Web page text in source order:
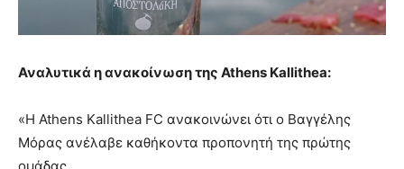
Αναλυτικά η ανακοίνωση της Athens Kallithea:
«Η Athens Kallithea FC ανακοινώνει ότι ο Βαγγέλης
Μόρας ανέλαβε καθήκοντα προπονητή της πρώτης
ομάδας.